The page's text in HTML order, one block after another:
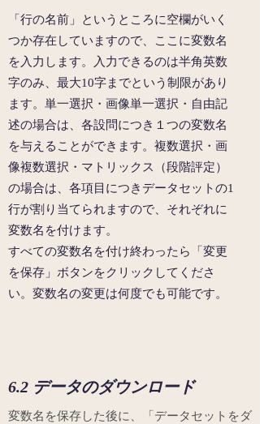
「行の名前」というところに空欄がいく
つか存在していますので、ここに変数名
を入力します。入力できるのは半角英数
字のみ、最大10字までという制限があり
ます。単一選択・画像単一選択・自由記
述の場合は、各設問につき１つの変数名
を与えることができます。複数選択・画
像複数選択・マトリックス（段階評定）
の場合は、各項目につきデータセットの1
行が割り当てられますので、それぞれに
変数名を付けます。
すべての変数名を​付け終わったら「変更
を保存」ボタンをクリックしてくださ
い。変数名の変更は何度でも可能です。
6.2 データのダウンロード
変数名を保存した後に、「データセットをダ